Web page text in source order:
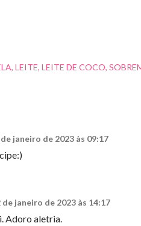
LEITE LEITE DE COCO
janeiro de 2023 às 09:17
de janeiro de 2023 às 14:17
Adoro aletria.